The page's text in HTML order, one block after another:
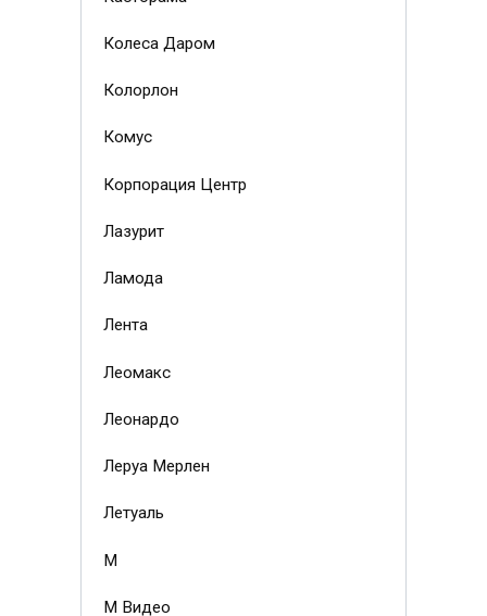
Колеса Даром
Колорлон
Комус
Корпорация Центр
Лазурит
Ламода
Лента
Леомакс
Леонардо
Леруа Мерлен
Летуаль
М
М Видео